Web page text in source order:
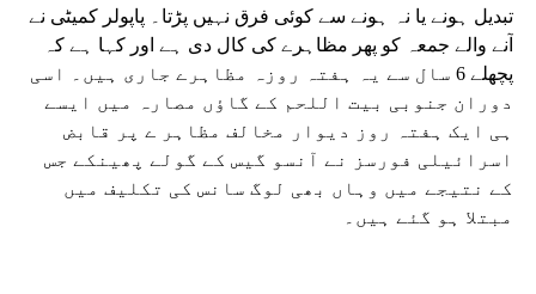
تبدیل ہونے یا نہ ہونے سے کوئی فرق نہیں پڑتا۔ پاپولر کمیٹی نے
آنے والے جمعہ کو پھر مظاہرے کی کال دی ہے اور کہا ہے کہ
پچھلے 6 سال سے یہ ہفتہ روزہ مظاہرے جاری ہیں۔ اسی
دوران جنوبی بیت اللحم کے گاؤں مصارہ میں ایسے
ہی ایک ہفتہ روز دیوار مخالف مظاہر ے پر قابض
اسرائیلی فورسز نے آنسو گیس کے گولے پھینکے جس
کے نتیجے میں وہاں بھی لوگ سانس کی تکلیف میں
مبتلا ہو گئے ہیں۔